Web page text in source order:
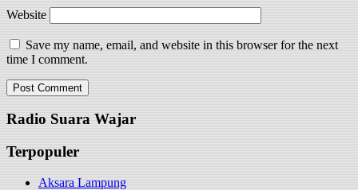
Website
Save my name, email, and website in this browser for the next
time I comment.
Radio Suara Wajar
Terpopuler
Aksara Lampung